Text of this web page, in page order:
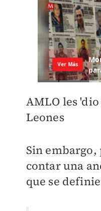
AMLO les
Leones
Sin
contar una
que se